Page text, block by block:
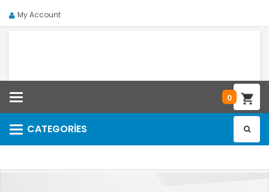
My Account
0
CATEGORIES
Categories